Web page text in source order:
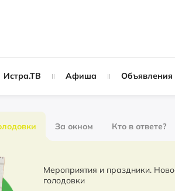
Истра.ТВ Афиша Объявления
За окном Кто в ответе?
по лжи!
Народные новости
Мероприятия и праздники. Новости для тех, кто за
голодовки